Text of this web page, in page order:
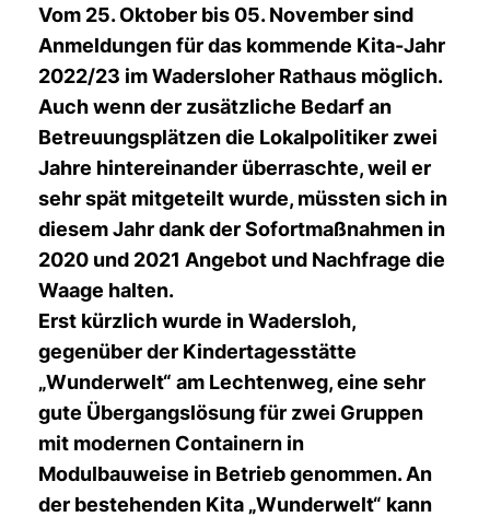
Vom 25. Oktober bis 05. November sind
Anmeldungen für das kommende Kita-Jahr
2022/23 im Wadersloher Rathaus möglich.
Auch wenn der zusätzliche Bedarf an
Betreuungsplätzen die Lokalpolitiker zwei
Jahre hintereinander überraschte, weil er
sehr spät mitgeteilt wurde, müssten sich in
diesem Jahr dank der Sofortmaßnahmen in
2020 und 2021 Angebot und Nachfrage die
Waage halten.
Erst kürzlich wurde in Wadersloh,
gegenüber der Kindertagesstätte
Wunderwelt“ am Lechtenweg, eine sehr
gute Übergangslösung für zwei Gruppen
mit modernen Containern in
Modulbauweise in Betrieb genommen. An
der bestehenden Kita „Wunderwelt“ kann